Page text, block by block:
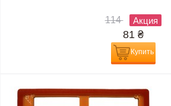
114 Акция
81 ₴
Купить